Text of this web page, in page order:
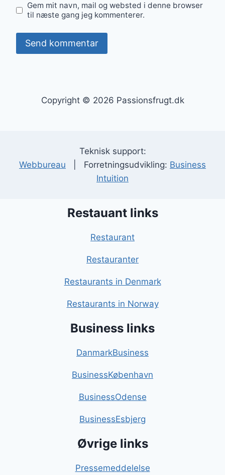
Gem mit navn, mail og websted i denne browser
til næste gang jeg kommenterer.
Copyright © 2026 Passionsfrugt.dk
Teknisk support:
Webbureau | Forretningsudvikling: Business
Intuition
Restauant links
Restaurant
Restauranter
Restaurants in Denmark
Restaurants in Norway
Business links
DanmarkBusiness
BusinessKøbenhavn
BusinessOdense
BusinessEsbjerg
Øvrige links
Pressemeddelelse